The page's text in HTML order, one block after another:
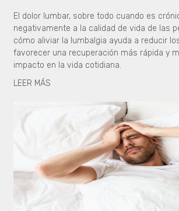
El dolor lumbar, sobre todo cuando es
negativamente a la calidad de vida de las
cómo aliviar la lumbalgia ayuda a reducir
favorecer una recuperación más rápida y
impacto en la vida cotidiana.
LEER MÁS